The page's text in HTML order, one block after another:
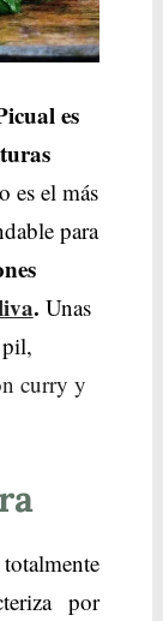
es
es el más
para
. Unas
curry y
por